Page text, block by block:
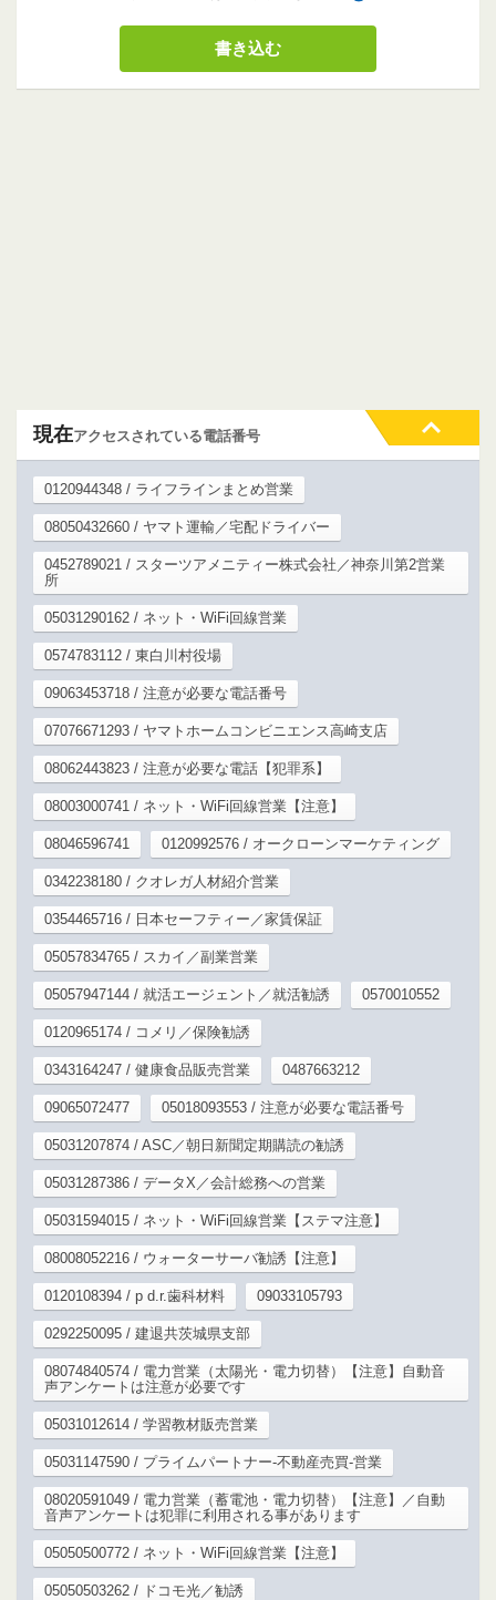
現在アクセスされている電話番号
0120944348 / ライフラインまとめ営業
08050432660 / ヤマト運輸／宅配ドライバー
0452789021 / スターツアメニティー株式会社／神奈川第2営業
所
05031290162 / ネット・WiFi回線営業
0574783112 / 東白川村役場
09063453718 / 注意が必要な電話番号
07076671293 / ヤマトホームコンビニエンス高崎支店
08062443823 / 注意が必要な電話【犯罪系】
08003000741 / ネット・WiFi回線営業【注意】
08046596741 0120992576 / オークローンマーケティング
0342238180 / クオレガ人材紹介営業
0354465716 / 日本セーフティー／家賃保証
05057834765 / スカイ／副業営業
05057947144 / 就活エージェント／就活勧誘 0570010552
0120965174 / コメリ／保険勧誘
0343164247 / 健康食品販売営業 0487663212
09065072477 05018093553 / 注意が必要な電話番号
05031207874 / ASC／朝日新聞定期購読の勧誘
05031287386 / データX／会計総務への営業
05031594015 / ネット・WiFi回線営業【ステマ注意】
08008052216 / ウォーターサーバ勧誘【注意】
0120108394 / p d.r.歯科材料 09033105793
0292250095 / 建退共茨城県支部
08074840574 / 電力営業（太陽光・電力切替）【注意】自動音
声アンケートは注意が必要です
05031012614 / 学習教材販売営業
05031147590 / プライムパートナー-不動産売買-営業
08020591049 / 電力営業（蓄電池・電力切替）【注意】／自動
音声アンケートは犯罪に利用される事があります
05050500772 / ネット・WiFi回線営業【注意】
05050503262 / ドコモ光／勧誘